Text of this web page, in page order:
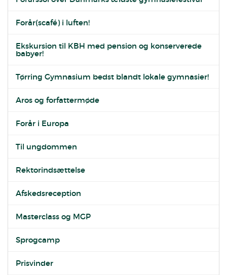
Forår(scafé) i luften!
Ekskursion til KBH med pension og konserverede
babyer!
Tørring Gymnasium bedst blandt lokale gymnasier!
Aros og forfattermøde
Forår i Europa
Til ungdommen
Rektorindsættelse
Afskedsreception
Masterclass og MGP
Sprogcamp
Prisvinder